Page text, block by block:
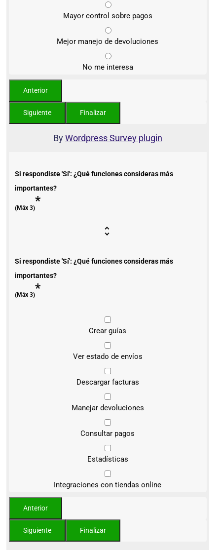
Mayor control sobre pagos
Mejor manejo de devoluciones
No me interesa
ByWordpress Survey plugin
Si respondiste 'Sí': ¿Qué funciones consideras más
importantes?
(Máx 3)*
Si respondiste 'Sí': ¿Qué funciones consideras más
importantes?
(Máx 3)*
Crear guías
Ver estado de envíos
Descargar facturas
Manejar devoluciones
Consultar pagos
Estadísticas
Integraciones con tiendas online